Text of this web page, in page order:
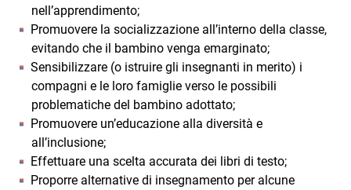
nell’apprendimento;
Promuovere la socializzazione all’interno della classe,
evitando che il bambino venga emarginato;
Sensibilizzare (o istruire gli insegnanti in merito) i
compagni e le loro famiglie verso le possibili
problematiche del bambino adottato;
Promuovere un’educazione alla diversità e
all’inclusione;
Effettuare una scelta accurata dei libri di testo;
Proporre alternative di insegnamento per alcune